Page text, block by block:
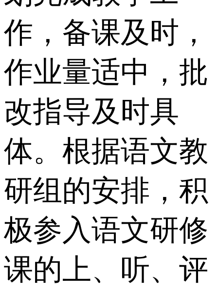
作，备课及时，
作业量适中，批
改指导及时具
体。根据语文教
研组的安排，积
极参入语文研修
课的上、听、评